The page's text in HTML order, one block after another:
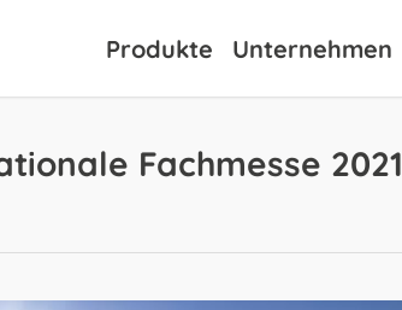
Produkte Unternehmen
Fachmesse 2021